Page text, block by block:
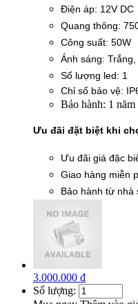
Điện áp: 12V DC
Quang thông:
Công suất: 50W
Ánh sáng: Trắng,
Số lượng led: 1
Chỉ số bảo vệ:
Bảo hành: 1 năm
Ưu đãi đặt biệt khi
Ưu đãi giá đặc
Giao hàng miễn
Bảo hành từ nhà
3.000.000 đ
Số lượng: